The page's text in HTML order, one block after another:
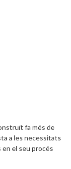
fa més de
a les necessitats
el seu procés